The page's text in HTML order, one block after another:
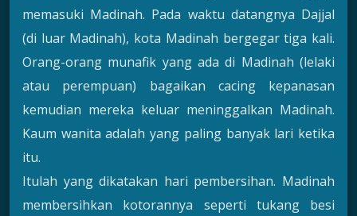
memasuki Madinah. Pada waktu datangnya Dajjal
(di luar Madinah), kota Madinah bergegar tiga kali.
Orang-orang munafik yang ada di Madinah (lelaki
atau perempuan) bagaikan cacing kepanasan
kemudian mereka keluar meninggalkan Madinah.
Kaum wanita adalah yang paling banyak lari ketika
itu.
Itulah yang dikatakan hari pembersihan. Madinah
membersihkan kotorannya seperti tukang besi